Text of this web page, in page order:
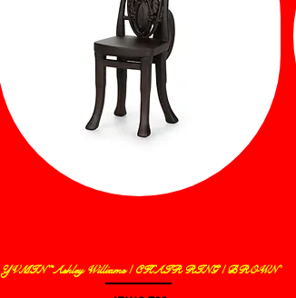
제품보기
YVMIN *Ashley Williams / CHAIR RING / BROWN